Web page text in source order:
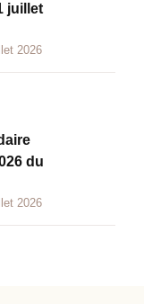
juillet
2026
du
2026